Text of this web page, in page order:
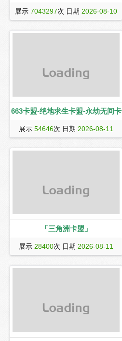
伴
卡速腾网络是面向虚拟数字产品行业的
敬的数字产业系统类型团队，打造全国
展示 7043297次 日期 2026-08-10
663卡盟-绝地求生卡盟-永劫无间卡
盟-CF穿越火线卡盟-黑号卡盟-LOL
663卡盟(www.663mk.cn)-全网低价卡盟
展示 54646次 日期 2026-08-11
「三角洲卡盟」
三角洲卡盟（www.131km.com）是一家
展示 28400次 日期 2026-08-11